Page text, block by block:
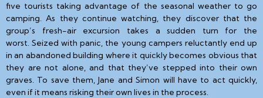
five tourists taking advantage of the seasonal weather to go
camping. As they continue watching, they discover that the
group’s fresh-air excursion takes a sudden turn for the
worst. Seized with panic, the young campers reluctantly end up
in an abandoned building where it quickly becomes obvious that
they are not alone, and that they’ve stepped into their own
graves. To save them, Jane and Simon will have to act quickly,
even if it means risking their own lives in the process.